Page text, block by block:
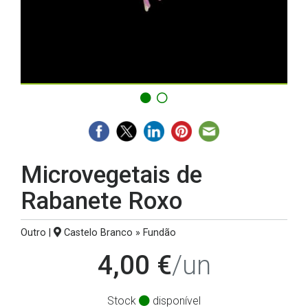
Microvegetais de
Rabanete Roxo
Outro | Castelo Branco » Fundão
4,00 €/un
Stock disponível